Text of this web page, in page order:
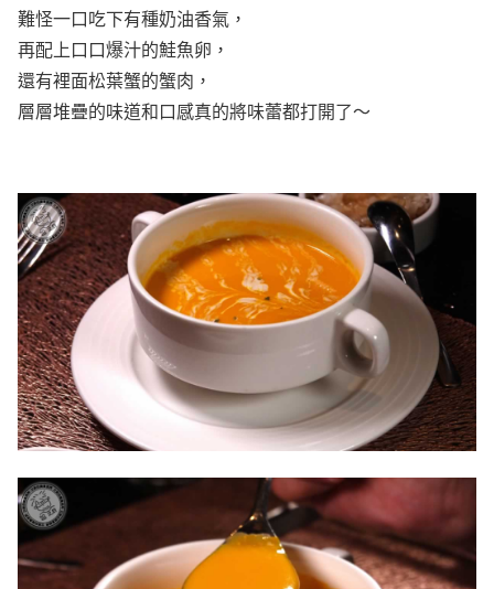
難怪一口吃下有種奶油香氣，
再配上口口爆汁的鮭魚卵，
還有裡面松葉蟹的蟹肉，
層層堆疊的味道和口感真的將味蕾都打開了～